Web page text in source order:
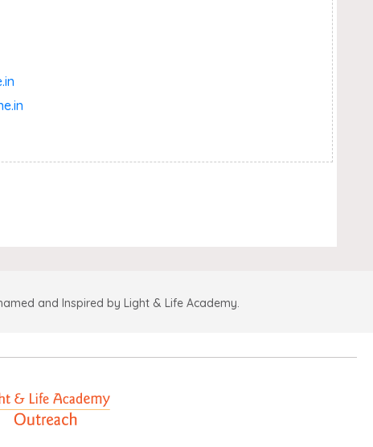
and Inspired by Light & Life Academy.